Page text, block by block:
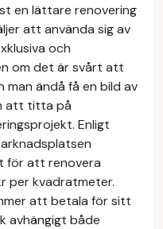
en lättare renovering
att använda sig av
och
om det är svårt att
ändå få en bild av
att titta på
Enligt
för att renovera
per kvadratmeter.
att betala för sitt
avhängigt både